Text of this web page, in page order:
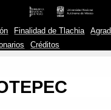
Finalidad de Tlachia
Créditos